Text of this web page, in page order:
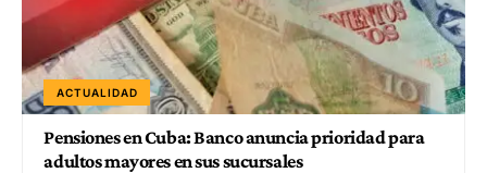
ACTUALIDAD
Pensiones en Cuba: Banco anuncia prioridad para
adultos mayores en sus sucursales